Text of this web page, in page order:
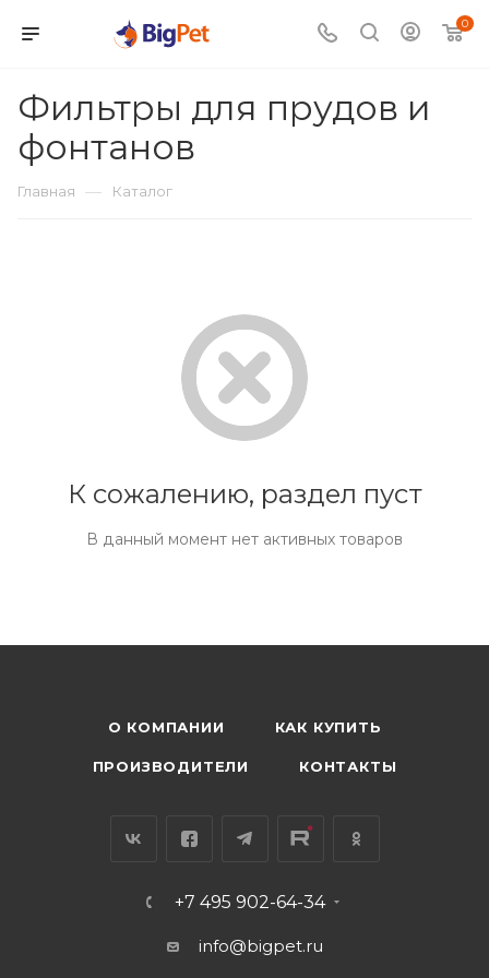
0
Фильтры для прудов и
фонтанов
Главная — Каталог
К сожалению, раздел пуст
В данный момент нет активных товаров
О КОМПАНИИ КАК КУПИТЬ
ПРОИЗВОДИТЕЛИ КОНТАКТЫ
+7 495 902-64-34
info@bigpet.ru